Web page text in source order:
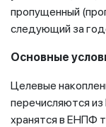
пропущенный
следующий за
Основные
Целевые
перечисляются
хранятся в ЕНПФ